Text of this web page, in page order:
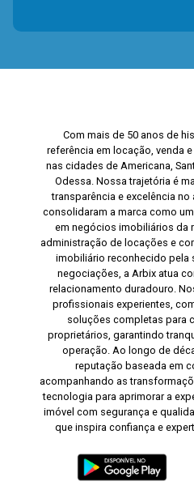
Com mais de 50 anos de
referência em locação, venda
nas cidades de Americana,
Odessa. Nossa trajetória é
transparência e excelência
consolidaram a marca como
em negócios imobiliários da
administração de locações e
imobiliário reconhecido pela
negociações, a Arbix atua
relacionamento duradouro.
profissionais experientes,
soluções completas para
proprietários, garantindo
operação. Ao longo de
reputação baseada em
acompanhando as
tecnologia para aprimorar a
imóvel com segurança e
que inspira confiança e